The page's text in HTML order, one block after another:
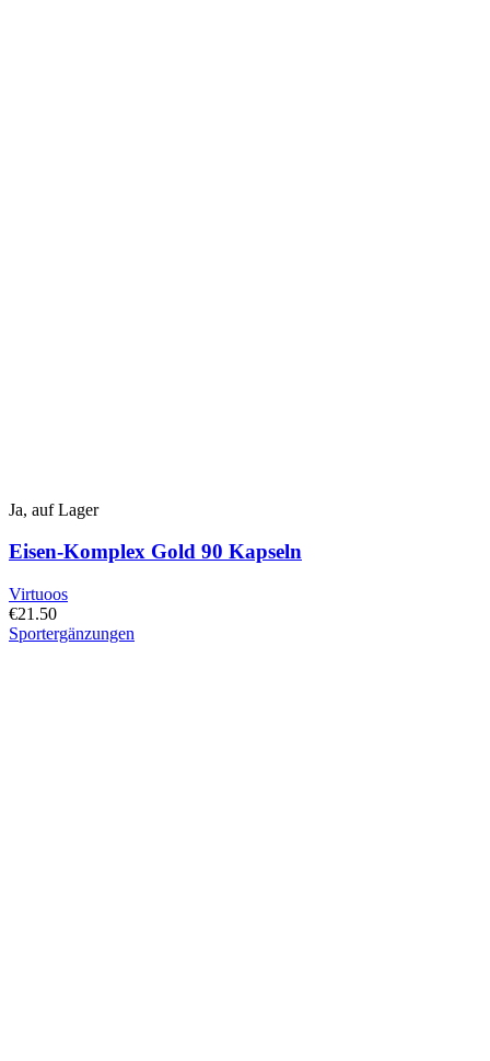
Ja, auf Lager
Eisen-Komplex Gold 90 Kapseln
Virtuoos
€21.50
Sportergänzungen